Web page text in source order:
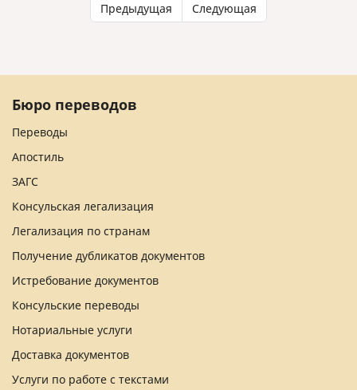
Предыдущая Следующая
Бюро переводов
Переводы
Апостиль
ЗАГС
Консульская легализация
Легализация по странам
Получение дубликатов документов
Истребование документов
Консульские переводы
Нотариальные услуги
Доставка документов
Услуги по работе с текстами